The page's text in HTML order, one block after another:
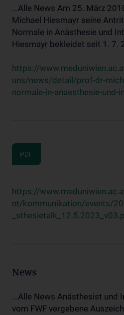
...Alle News Am 25. März
Michael Hiesmayr seine
Normale in Anästhesie und
Hiesmayr bekleidet seit 1. 7.
https://
uns/news/detail/prof-dr-
normale-in-anaesthesie-und-
PDF
https://
nt/kommunikation/events/
News
...Alle News Anästhesist und
vom FWF vergebene